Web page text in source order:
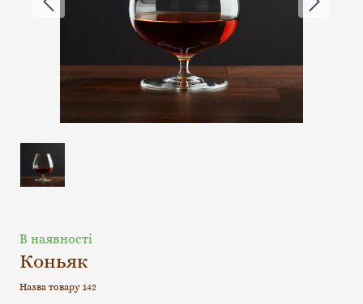
В наявності
Коньяк
Назва товару 142